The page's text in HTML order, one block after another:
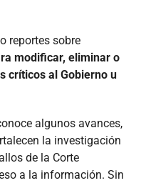
reportes sobre
modificar, eliminar o
críticos al Gobierno u
algunos avances,
la investigación
de la Corte
a la información. Sin